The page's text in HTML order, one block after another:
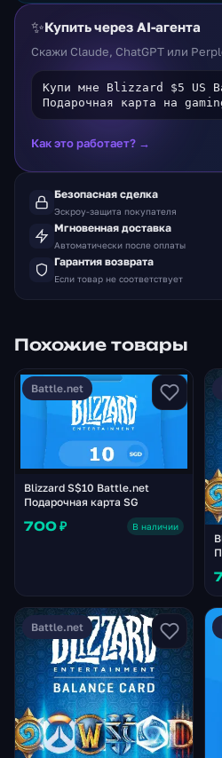
✨Купить через AI-агента
Скажи Claude, ChatGPT или
Купи мне Blizzard $5 US
Подарочная карта на
Как это работает? →
Безопасная сделка
Эскроу-защита покупателя
Мгновенная доставка
Автоматически после оплаты
Гарантия возврата
Если товар не соответствует
Похожие товары
Battle.net
Blizzard S$10 Battle.net
Подарочная карта SG
700 ₽ В наличии
Battle.net